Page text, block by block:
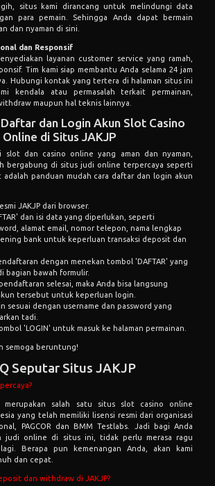
situs kami dirancang untuk melindungi data
para pemain. Sehingga Anda dapat bermain
dan nyaman di sini.
dan Responsif
layanan customer service yang ramah,
Tim kami siap membantu Anda selama 24 jam
Hubungi kontak yang tertera di halaman situs ini
kendala atau permasalah terkait permainan,
maupun hal teknis lainnya.
dan Login Akun Slot Casino
Online di Situs JAKJP
slot dan casino online yang aman dan nyaman,
bergabung di situs judi online terpercaya seperti
adalah panduan mudah cara daftar dan login akun
JAKJP dari browser.
dan isi data yang diperlukan, seperti
alamat email, nomor telepon, nama lengkap
bank untuk keperluan transaksi deposit dan
dengan menekan tombol 'DAFTAR' yang
bagian bawah formulir.
selesai, maka Anda bisa langsung
tersebut untuk keperluan login.
sesuai dengan username dan password yang
tadi.
'LOGIN' untuk masuk ke halaman permainan.
semoga beruntung!
Seputar Situs JAKJP
merupakan salah satu situs slot casino online
yang telah memiliki lisensi resmi dari organisasi
PAGCOR dan BMM Testlabs. Jadi bagi Anda
judi online di situs ini, tidak perlu merasa ragu
Berapa pun kemenangan Anda, akan kami
dan cepat.
dan withdraw di JAKJP?